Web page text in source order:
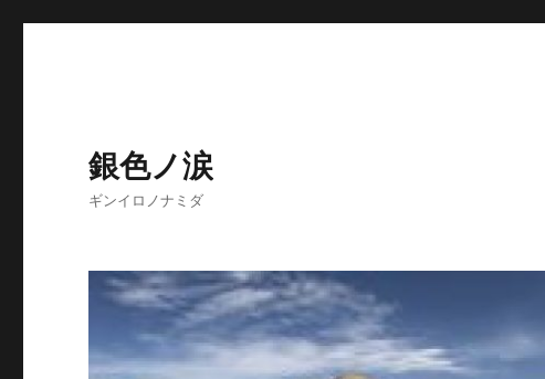
銀色ノ涙
ギンイロノナミダ